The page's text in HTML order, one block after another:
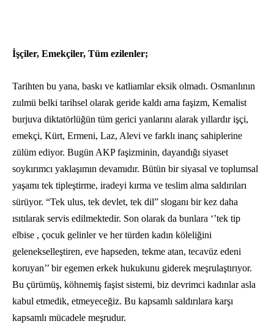
İşçiler, Emekçiler, Tüm ezilenler;
Tarihten bu yana, baskı ve katliamlar eksik olmadı. Osmanlının
zulmü belki tarihsel olarak geride kaldı ama faşizm, Kemalist
burjuva diktatörlüğün tüm gerici yanlarını alarak yıllardır işçi,
emekçi, Kürt, Ermeni, Laz, Alevi ve farklı inanç sahiplerine
zülüm ediyor. Bugün AKP faşizminin, dayandığı siyaset
soykırımcı yaklaşımın devamıdır. Bütün bir siyasal ve toplumsal
yaşamı tek tipleştirme, iradeyi kırma ve teslim alma saldırıları
sürüyor. “Tek ulus, tek devlet, tek dil” sloganı bir kez daha
ısıtılarak servis edilmektedir. Son olarak da bunlara ‘’tek tip
elbise , çocuk gelinler ve her türden kadın köleliğini
gelenekselleştiren, eve hapseden, tekme atan, tecavüz edeni
koruyan’’ bir egemen erkek hukukunu giderek meşrulaştırıyor.
Bu çürümüş, köhnemiş faşist sistemi, biz devrimci kadınlar asla
kabul etmedik, etmeyeceğiz. Bu kapsamlı saldırılara karşı
kapsamlı mücadele meşrudur.